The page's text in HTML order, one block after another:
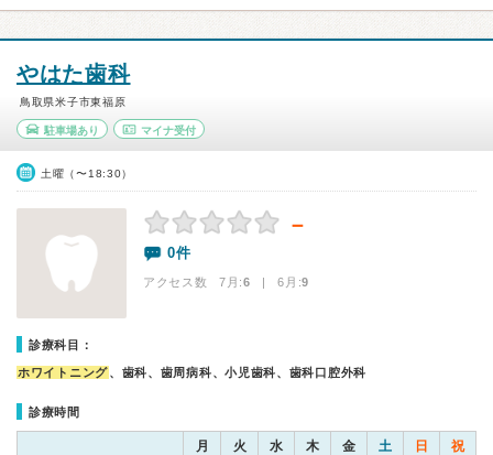
やはた歯科
鳥取県米子市東福原
駐車場あり マイナ受付
土曜（〜18:30）
－
0件
アクセス数 7月:6 | 6月:9
診療科目：
ホワイトニング、歯科、歯周病科、小児歯科、歯科口腔外科
診療時間
月 火 水 木 金 土 日 祝